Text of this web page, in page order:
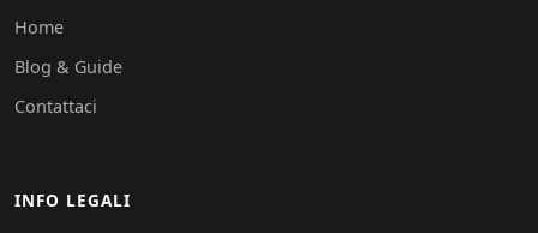
Home
Blog & Guide
Contattaci
INFO LEGALI